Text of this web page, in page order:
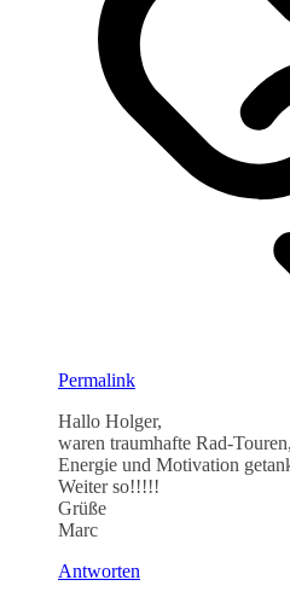
Permalink
Hallo Holger,
waren traumhafte Rad-
Energie und Motivation
Weiter so!!!!!
Grüße
Marc
Antworten